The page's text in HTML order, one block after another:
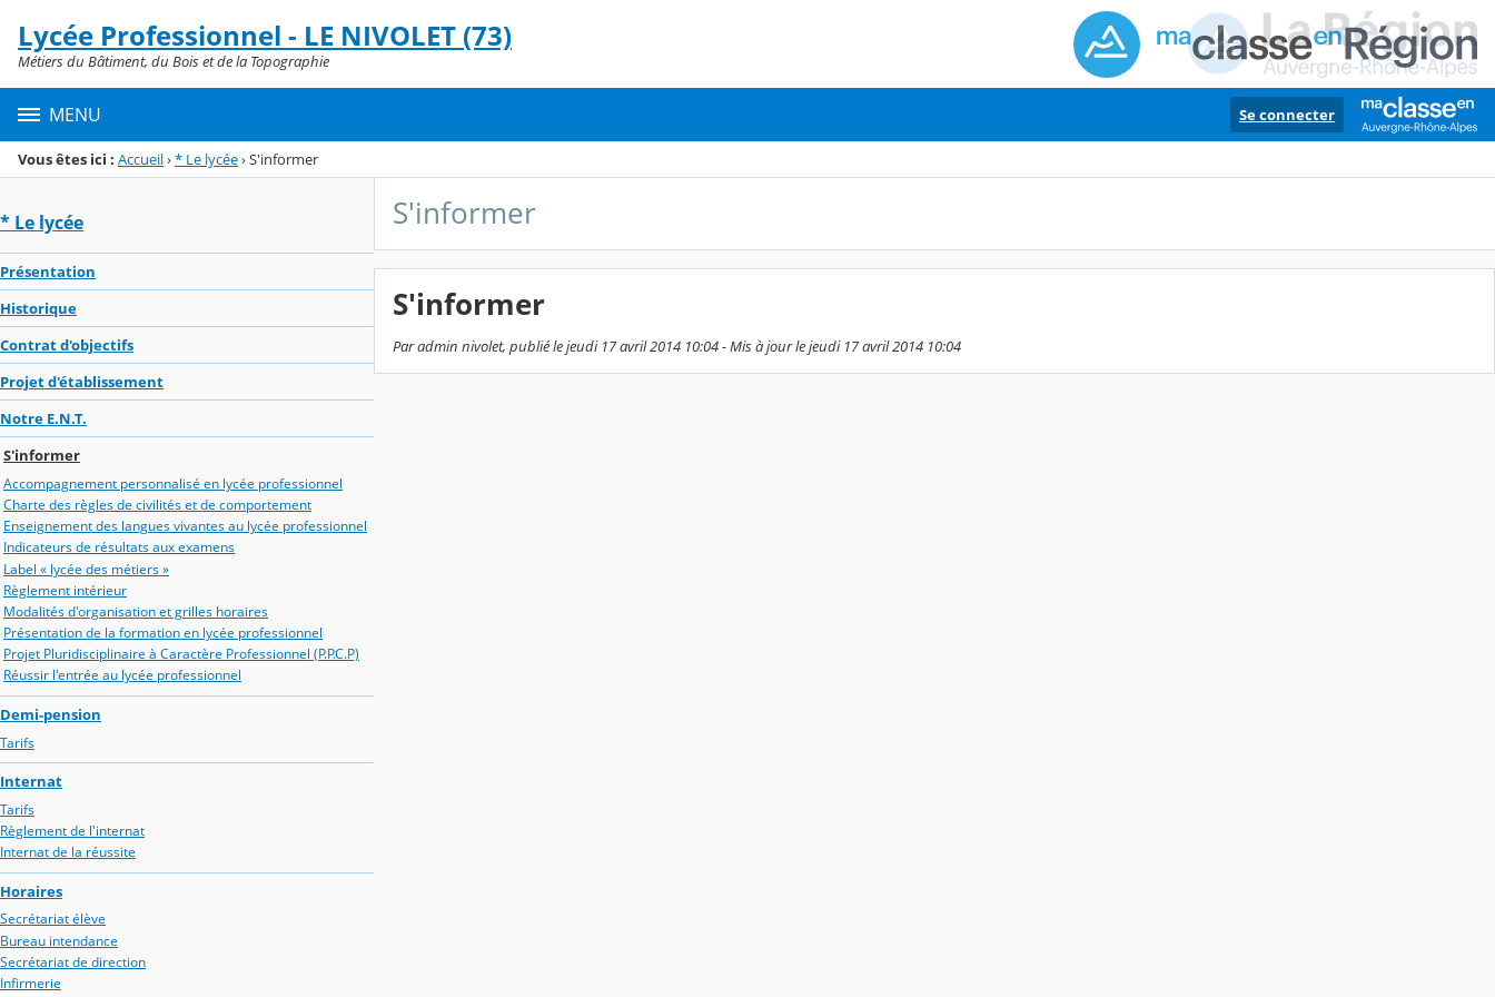
Menu de la rubrique
Contenu
Lycée Professionnel - LE NIVOLET (73)
Métiers du Bâtiment, du Bois et de la Topographie
MENU Se connecter
Vous êtes ici : Accueil›* Le lycée›S'informer
* Le lycée
Présentation
Historique
Contrat d'objectifs
Projet d'établissement
Notre E.N.T.
S'informer
Accompagnement personnalisé en lycée professionnel
Charte des règles de civilités et de comportement
Enseignement des langues vivantes au lycée professionnel
Indicateurs de résultats aux examens
Label « lycée des métiers »
Règlement intérieur
Modalités d'organisation et grilles horaires
Présentation de la formation en lycée professionnel
Projet Pluridisciplinaire à Caractère Professionnel (P.P.C.P)
Réussir l'entrée au lycée professionnel
Demi-pension
Tarifs
Internat
Tarifs
Règlement de l'internat
Internat de la réussite
Horaires
Secrétariat élève
Bureau intendance
Secrétariat de direction
Infirmerie
S'informer
S'informer
Par admin nivolet, publié le jeudi 17 avril 2014 10:04 - Mis à jour le jeudi 17 avril 2014 10:04